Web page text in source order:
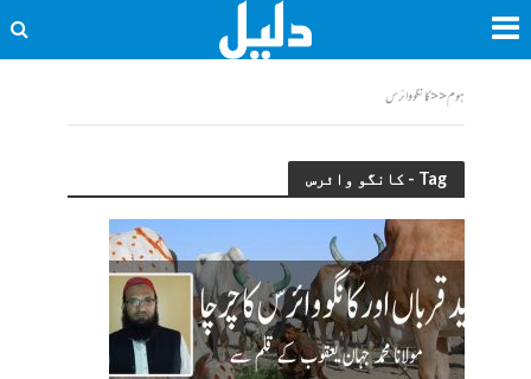
ہوم<<کانگو وائرس
Tag - کانگو وائرس